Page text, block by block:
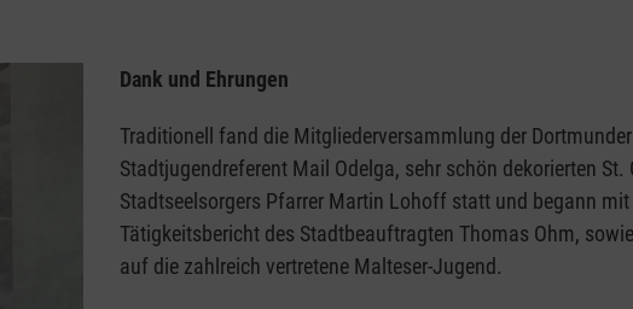
Dank und Ehrungen
Traditionell fand die Mitgliederversammlung der
Stadtjugendreferent Mail Odelga, sehr schön dekorierten
Stadtseelsorgers Pfarrer Martin Lohoff statt und begann
Tätigkeitsbericht des Stadtbeauftragten Thomas Ohm,
auf die zahlreich vertretene Malteser-Jugend.